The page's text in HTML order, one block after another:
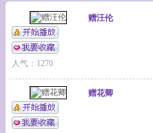
赠汪伦
人气：1270
赠花卿